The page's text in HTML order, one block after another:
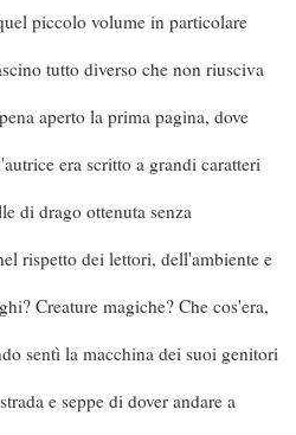
piccolo volume in particolare
tutto diverso che non riusciva
aperto la prima pagina, dove
era scritto a grandi caratteri
di drago ottenuta senza
rispetto dei lettori, dell'ambiente e
Creature magiche? Che cos'era,
sentì la macchina dei suoi genitori
e seppe di dover andare a